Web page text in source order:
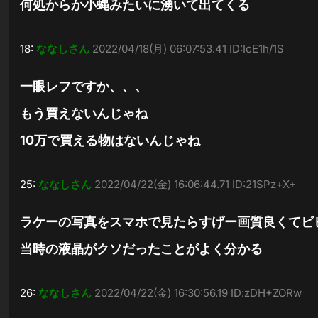
何処からか小蝿みたいに湧いて出てくる
18: ななしさん 2022/04/18(月) 06:07:53.41 ID:IcE1h/1S
一眼レフですか、、、
もう買えないんじゃね
10万で買える物はないんじゃね
25: ななしさん 2022/04/22(金) 16:06:44.71 ID:21SPz+X+
ラケーの写真をスマホで見たらすげー画質良くてビ
当時の液晶がクソだったことがよく分かる
26: ななしさん 2022/04/22(金) 16:30:56.19 ID:zDH+ZORw